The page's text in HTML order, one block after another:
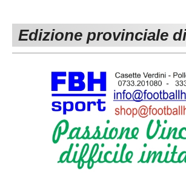
1^ CATEGORIA
3^ CATEGORIA
GIOVANILI
Edizione provinciale